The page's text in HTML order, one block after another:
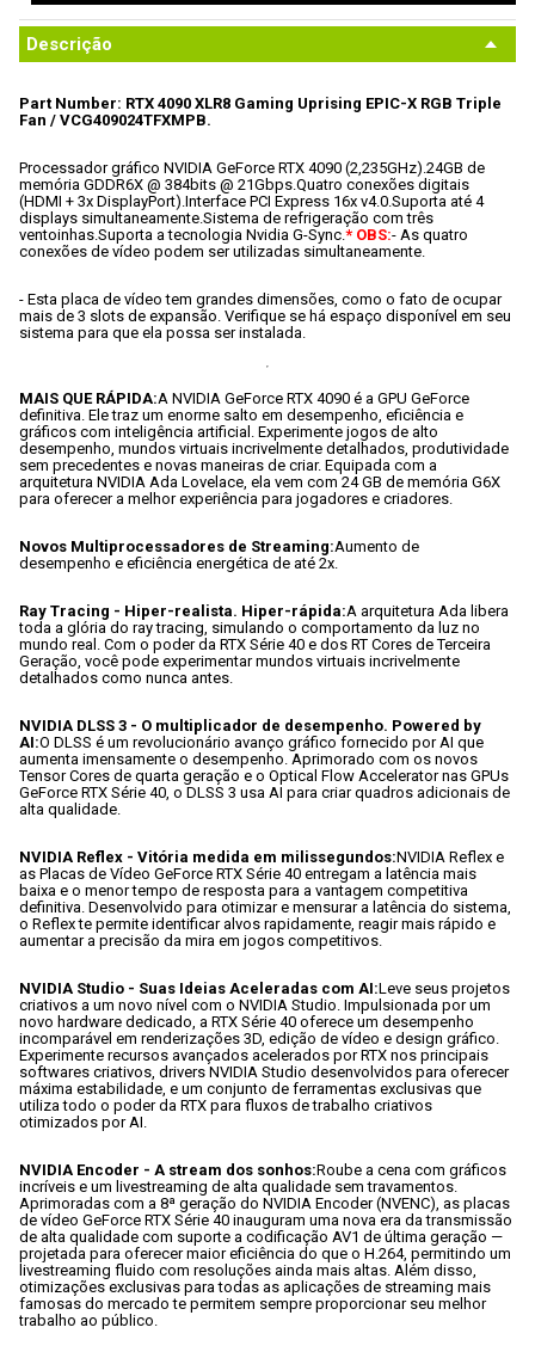
Descrição
Part Number: RTX 4090 XLR8 Gaming Uprising EPIC-X RGB Triple
Fan / VCG409024TFXMPB.
Processador gráfico NVIDIA GeForce RTX 4090 (2,235GHz).24GB de
memória GDDR6X @ 384bits @ 21Gbps.Quatro conexões digitais
(HDMI + 3x DisplayPort).Interface PCI Express 16x v4.0.Suporta até 4
displays simultaneamente.Sistema de refrigeração com três
ventoinhas.Suporta a tecnologia Nvidia G-Sync.* OBS:- As quatro
conexões de vídeo podem ser utilizadas simultaneamente.
- Esta placa de vídeo tem grandes dimensões, como o fato de ocupar
mais de 3 slots de expansão. Verifique se há espaço disponível em seu
sistema para que ela possa ser instalada.
MAIS QUE RÁPIDA:A NVIDIA GeForce RTX 4090 é a GPU GeForce
definitiva. Ele traz um enorme salto em desempenho, eficiência e
gráficos com inteligência artificial. Experimente jogos de alto
desempenho, mundos virtuais incrivelmente detalhados, produtividade
sem precedentes e novas maneiras de criar. Equipada com a
arquitetura NVIDIA Ada Lovelace, ela vem com 24 GB de memória G6X
para oferecer a melhor experiência para jogadores e criadores.
Novos Multiprocessadores de Streaming:Aumento de
desempenho e eficiência energética de até 2x.
Ray Tracing - Hiper-realista. Hiper-rápida:A arquitetura Ada libera
toda a glória do ray tracing, simulando o comportamento da luz no
mundo real. Com o poder da RTX Série 40 e dos RT Cores de Terceira
Geração, você pode experimentar mundos virtuais incrivelmente
detalhados como nunca antes.
NVIDIA DLSS 3 - O multiplicador de desempenho. Powered by
AI:O DLSS é um revolucionário avanço gráfico fornecido por AI que
aumenta imensamente o desempenho. Aprimorado com os novos
Tensor Cores de quarta geração e o Optical Flow Accelerator nas GPUs
GeForce RTX Série 40, o DLSS 3 usa AI para criar quadros adicionais de
alta qualidade.
NVIDIA Reflex - Vitória medida em milissegundos:NVIDIA Reflex e
as Placas de Vídeo GeForce RTX Série 40 entregam a latência mais
baixa e o menor tempo de resposta para a vantagem competitiva
definitiva. Desenvolvido para otimizar e mensurar a latência do sistema,
o Reflex te permite identificar alvos rapidamente, reagir mais rápido e
aumentar a precisão da mira em jogos competitivos.
NVIDIA Studio - Suas Ideias Aceleradas com AI:Leve seus projetos
criativos a um novo nível com o NVIDIA Studio. Impulsionada por um
novo hardware dedicado, a RTX Série 40 oferece um desempenho
incomparável em renderizações 3D, edição de vídeo e design gráfico.
Experimente recursos avançados acelerados por RTX nos principais
softwares criativos, drivers NVIDIA Studio desenvolvidos para oferecer
máxima estabilidade, e um conjunto de ferramentas exclusivas que
utiliza todo o poder da RTX para fluxos de trabalho criativos
otimizados por AI.
NVIDIA Encoder - A stream dos sonhos:Roube a cena com gráficos
incríveis e um livestreaming de alta qualidade sem travamentos.
Aprimoradas com a 8ª geração do NVIDIA Encoder (NVENC), as placas
de vídeo GeForce RTX Série 40 inauguram uma nova era da transmissão
de alta qualidade com suporte a codificação AV1 de última geração —
projetada para oferecer maior eficiência do que o H.264, permitindo um
livestreaming fluido com resoluções ainda mais altas. Além disso,
otimizações exclusivas para todas as aplicações de streaming mais
famosas do mercado te permitem sempre proporcionar seu melhor
trabalho ao público.